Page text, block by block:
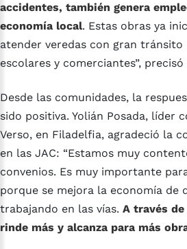
accidentes, también genera
economía local. Estas obras ya
atender veredas con gran tránsito
escolares y comerciantes”,
Desde las comunidades, la
sido positiva. Yolián Posada, líder
Verso, en Filadelfia, agradeció la
en las JAC: “Estamos muy
convenios. Es muy importante
porque se mejora la economía de
trabajando en las vías. A través
rinde más y alcanza para más